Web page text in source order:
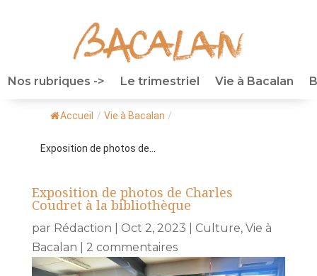
Nos rubriques -> Le trimestriel Vie à Bacalan
Accueil / Vie à Bacalan /
Exposition de photos de...
Exposition de photos de Charles
Coudret à la bibliothèque
par Rédaction Oct 2, 2023 Culture, Vie à
Bacalan
2 commentaires